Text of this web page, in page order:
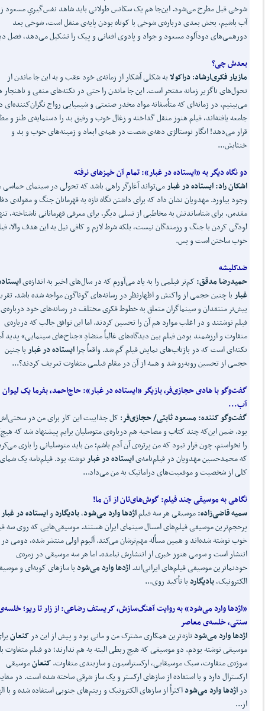
شوخی قبل مطرح می‌شود. این‌جا هم یک سکانس طولانی باید شاهد نفس‌گیریِ مسعود
آب باشیم، بخش بعدی درباره‌ی شوخی با کوتاه بودن پایه‌ی منقل است، شوخی بعد
دورهمی‌های دودآلود مسعود و جواد و پادوی افغانی و پیک را تشکیل می‌دهد، فصل
بعدش چی؟
مازیار فکریارشاد:دراکولابه شکلی آشکار از زمانه‌ی خود عقب و به این جا ماندن از
تحول‌های ناگزیر زمانه مفتخر است. این جا ماندن را حتی در نکته‌های منفی و ناهنجار
می‌بینیم. در زمانه‌ای که متأسفانه مواد مخدر صنعتی و شیمیایی رواج نگران‌کننده‌ای
جامعه یافته‌اند‌، فیلم هنوز منقل گداخته و زغال خوب و رفیق بد را دستمایه‌ی طنز و
قرار می‌دهد! انگار نوستالژی دهه‌ی شصت در همه‌ی ابعاد و زمینه‌های خوب و بد و
خنثایش...
دو نگاه دیگر به«ایستاده در غبار»:تمام آن خیزهای نرفته
اشکان راد:ایستاده در غبارمی‌تواند آغازگر راهی باشد که تحولی در سینمای حماسی
وجود بیاورد. مهدویان نشان داد که برای داشتن نگاه تازه به قهرمانان جنگ و مقوله‌ی
مقدس، برای شناساندنش به مخاطبی از نسلی دیگر، برای معرفی قهرمانانی ناشناخته،
لودگی کردن با جنگ و رزمندگان نیست، بلکه شرط لازم و کافی نیل به این هدف والا،
خوب ساختن است و بس.
ضدکلیشه
حمیدرضا مدقق:کم‌تر فیلمی را به یاد می‌آورم که در سال‌های اخیر به اندازه‌ی
غباربا چنین حجمی از واکنش و اظهارنظر در رسانه‌های گوناگون مواجه شده باشد.
بیش‌تر منتقدان و سینماگران متعلق به خطوط فکری مختلف در رسانه‌های خود
فیلم نوشتند و در اغلب موارد هم آن را تحسین کردند. اما این توافق جالب که درباره‌ی
متفاوت و ارزشمند بودن فیلم بین دیدگاه‌های غالباً متضادِ «جناح‌های سینمایی» پدید
نکته‌ای است که در بازتاب‌های نمایش فیلم گم شد. واقعاً چراایستاده در غباربا چنین
حجمی از تحسین روبه‌رو شد و همه از آن در مقام فیلمی متفاوت تعریف کردند؟...
گفتوگو با هادی حجازیفر، بازیگر «ایستاده در غبار»:حاجاحمد، بفرما یک لیوان
آب...
گفت‌و‌گو کننده: مسعود ثابتی/حجازیفر: کل جذابیت این کار برای من در
بود. ضمن این‌که چند کتاب و مصاحبه هم درباره‌ی متوسلیان برایم پیشنهاد شد که
را نخواستم. چون قرار نبود که من پرتره‌ی آن آدم باشم؛ من باید متوسلیانی را بازی
که محمدحسین مهدویان در فیلم‌نامه‌یایستاده در غبارنوشته بود. فیلم‌نامه یک
کلی از شخصیت و موقعیت‌های دراماتیک به من می‌داد...
نگاهی به موسیقی چند فیلم:گوشهایتان از آن ما!
سمیه قاضیزاده:موسیقی هر سه فیلماژدها وارد میشود،بادیگاردوایستاده در
پرحجم‌ترین موسیقی‌ فیلم‌های امسال سینمای ایران هستند. موسیقی‌هایی که روی سه
خوب نوشته شده‌اند و همین مسأله مهم‌ترشان می‌کند. آلبوم اولی منتشر شده، دومی در
انتشار است و سومی هنوز خبری از انتشارش نیامده. اما هر سه موسیقی در زمره‌ی
خودنماترین موسیقی فیلم‌های ایرانی‌اند.اژدها وارد میشودبا سازهای کوبه‌ای و
الکترونیک،بادیگاردبا تأکید روی...
«اژدها وارد میشود» به روایت آهنگسازش، کریستف رضاعی:از زار تا ریو؛
سنتی، خلسه‌ی معاصر
اژدها وارد میشودتازه ترین همکاری مشترک من و مانی بود و پیش از این درکنعان
موسیقی نوشته بودم. دو موسیقی که هیچ ربطی البته به هم ندارند؛ دو فیلم متفاوت
سوژه‌ی متفاوت، سبک موسیقایی، ارکستراسیون و سازبندی متفاوت.کنعانموسیقی
ارکسترال دارد و با استفاده از سازهای ارکستر و یک ساز شرقی ساخته شده است. در
دراژدها وارد میشوداکثراً از سازهای الکترونیک و ریتم‌های جنوبی استفاده شده و با
از...